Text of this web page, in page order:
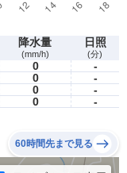
降水量
(mm/h)
日照
(分)
0
-
0
-
0
-
0 -
60時間先まで見る